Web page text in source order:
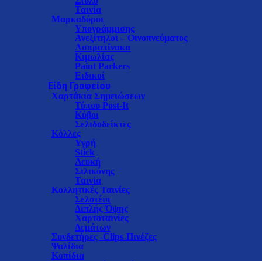
Ταινία
Μαρκαδόροι
Υπογράμμισης
Ανεξίτηλοι – Οινοπνεύματος
Ασπροπίνακα
Κιμωλίας
Paint Parkers
Ειδικοί
Είδη Γραφείου
Χαρτάκια Σημειώσεων
Τύπου Post-It
Κύβοι
Σελιδοδείκτες
Κόλλες
Υγρή
Stick
Λευκή
Σιλικόνης
Ταινία
Κολλητικές Ταινίες
Σελοτέιπ
Διπλής Όψης
Χαρτοταινίες
Δεμάτων
Συνδετήρες -Clips-Πινέζες
Ψαλίδια
Κοπίδια